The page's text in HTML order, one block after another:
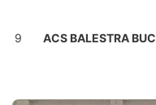
9 ACS BALESTRA BUC